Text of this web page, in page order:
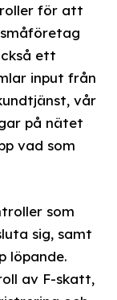
för att
ett
input från
vår
på nätet
vad som
som
sig, samt
löpande.
av F-skatt,